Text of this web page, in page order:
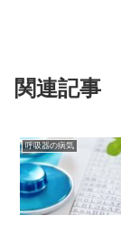
関連記事
呼吸器の病気